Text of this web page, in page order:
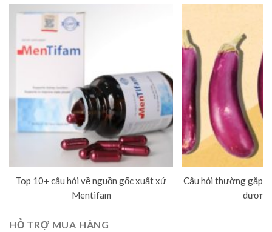
Top 10+ câu hỏi về nguồn gốc xuất xứ
Mentifam
Câu hỏi thường gặp
dương
HỖ TRỢ MUA HÀNG